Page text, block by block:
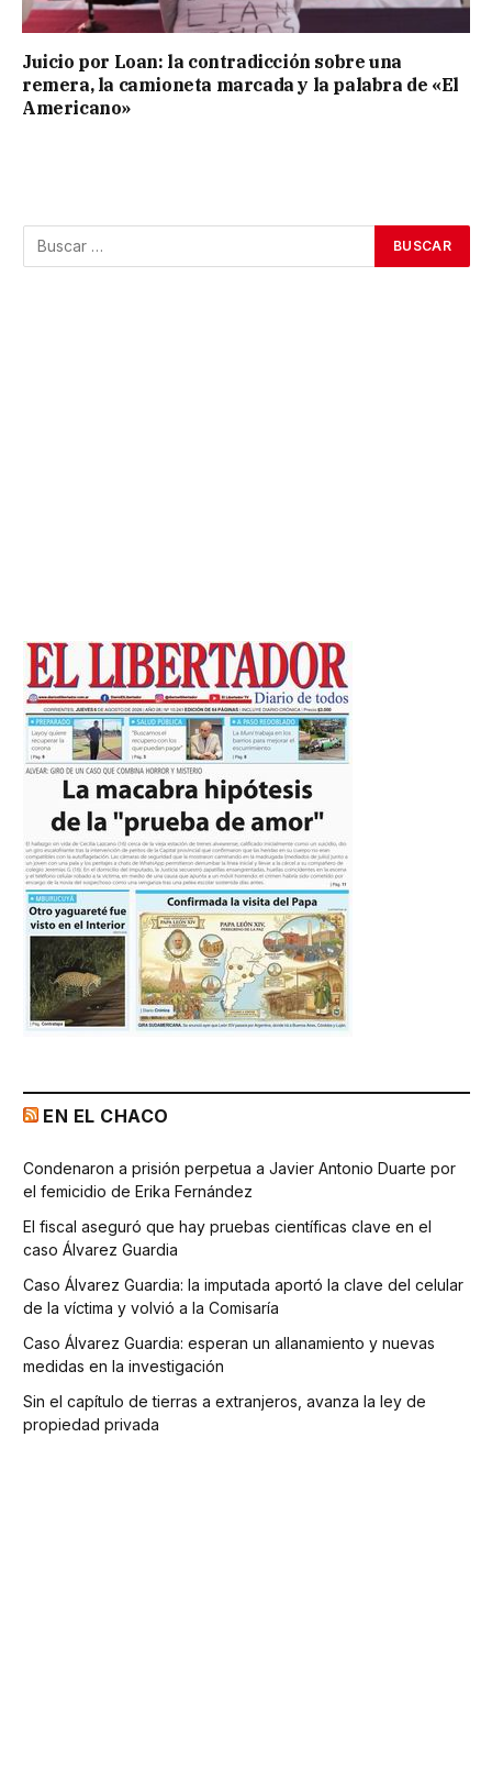
Juicio por Loan: la contradicción sobre una
remera, la camioneta marcada y la palabra de «El
Americano»
EN EL CHACO
Condenaron a prisión perpetua a Javier Antonio Duarte por
el femicidio de Erika Fernández
El fiscal aseguró que hay pruebas científicas clave en el
caso Álvarez Guardia
Caso Álvarez Guardia: la imputada aportó la clave del celular
de la víctima y volvió a la Comisaría
Caso Álvarez Guardia: esperan un allanamiento y nuevas
medidas en la investigación
Sin el capítulo de tierras a extranjeros, avanza la ley de
propiedad privada